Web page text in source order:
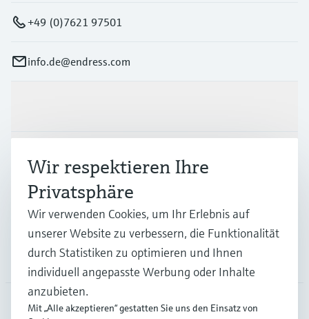
+49 (0)7621 97501
info.de@endress.com
Branchen
Support
Unternehmen
Wir respektieren Ihre
Privatsphäre
Wir verwenden Cookies, um Ihr Erlebnis auf
unserer Website zu verbessern, die Funktionalität
durch Statistiken zu optimieren und Ihnen
individuell angepasste Werbung oder Inhalte
anzubieten.
Mit „Alle akzeptieren“ gestatten Sie uns den Einsatz von